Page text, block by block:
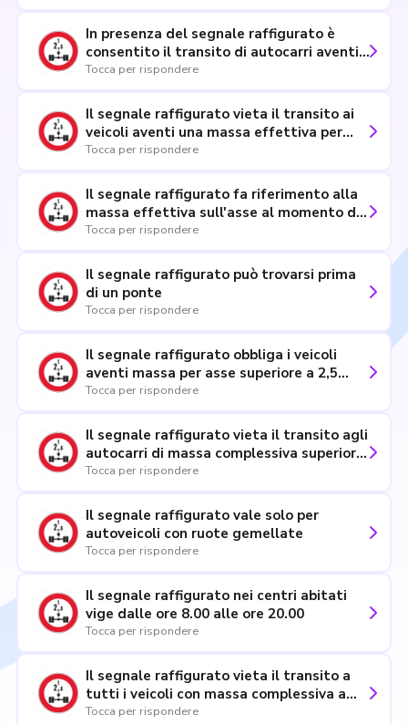
In presenza del segnale raffigurato è
consentito il transito di autocarri aventi
massa effettiva per asse di 2,5
Tocca per rispondere
Il segnale raffigurato vieta il transito ai
veicoli aventi una massa effettiva per
asse superiore a 2,5 tonnellate
Tocca per rispondere
Il segnale raffigurato fa riferimento alla
massa effettiva sull'asse al momento del
transito
Tocca per rispondere
Il segnale raffigurato può trovarsi prima
di un ponte
Tocca per rispondere
Il segnale raffigurato obbliga i veicoli
aventi massa per asse superiore a 2,5
tonnellate a procedere a passo d'uomo
Tocca per rispondere
Il segnale raffigurato vieta il transito agli
autocarri di massa complessiva superiore
a quella indicata
Tocca per rispondere
Il segnale raffigurato vale solo per
autoveicoli con ruote gemellate
Tocca per rispondere
Il segnale raffigurato nei centri abitati
vige dalle ore 8.00 alle ore 20.00
Tocca per rispondere
Il segnale raffigurato vieta il transito a
tutti i veicoli con massa complessiva a
pieno carico superiore a 2,5 tonnellate
Tocca per rispondere